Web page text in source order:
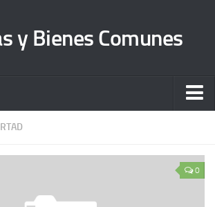
y Bienes Comunes
0